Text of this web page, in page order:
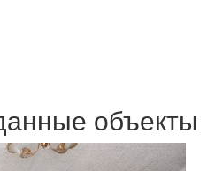
объекты